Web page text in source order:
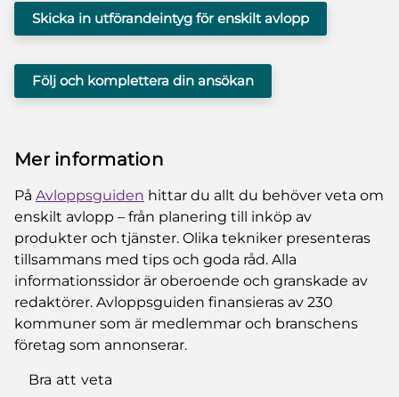
Skicka in utförandeintyg för enskilt avlopp
Följ och komplettera din ansökan
Mer information
På Avloppsguiden hittar du allt du behöver veta om
enskilt avlopp – från planering till inköp av
produkter och tjänster. Olika tekniker presenteras
tillsammans med tips och goda råd. Alla
informationssidor är oberoende och granskade av
redaktörer. Avloppsguiden finansieras av 230
kommuner som är medlemmar och branschens
företag som annonserar.
Bra att veta